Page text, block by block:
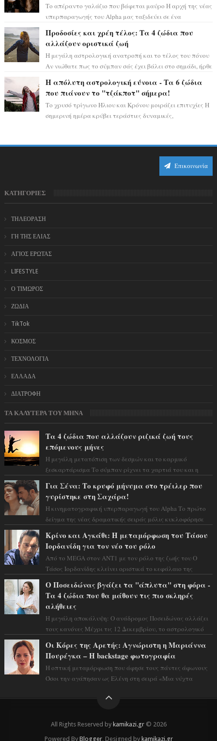
Το απέραντο γαλάζιο που βάφεται μαύρο Η αρχή της νέας
υπερπαραγωγής του Alpha μας ταξιδεύει σε ένα
Προδοσίες και χρέη τέλος: Τα 4 ζώδια που
αλλάζουν οριστικά ζωή
Η μεγάλη αστρολογική ανατροπή και το τέλος του πόνου
Αν νιώθατε πως το σύμπαν σάς έχει βάλει στο σημάδι, ήρθε
Η απόλυτη αστρολογική εύνοια - Τα 6 ζώδια
που πιάνουν το "τζάκποτ" σήμερα!
Το χρυσό τρίγωνο Ήλιου και Κρόνου μοιράζει επιτυχίες Η
σημερινή ημέρα κρύβει τεράστιες δυναμικές,
Επικοινωνία
ΚΑΤΗΓΟΡΙΕΣ
ΤΗΛΕΟΡΑΣΗ
ΓΗ ΤΗΣ ΕΛΙΑΣ
ΑΓΙΟΣ ΕΡΩΤΑΣ
LIFESTYLE
Ο ΤΙΜΩΡΟΣ
ΖΩΔΙΑ
TikTok
ΚΟΣΜΟΣ
ΤΕΧΝΟΛΟΓΙΑ
ΕΛΛΑΔΑ
ΔΙΑΤΡΟΦΗ
ΤΑ ΚΑΛΥΤΕΡΑ ΤΟΥ ΜΗΝΑ
Τα 4 ζώδια που αλλάζουν ριζικά ζωή τους
επόμενους μήνες
Η μεγάλη μετατόπιση των δεσμών και το καρμικό
ξεσκαρτάρισμα Το σύμπαν ρίχνει τα χαρτιά του και η
Για Σένα: Το κρυφό μήνυμα στο τρέιλερ που
γυρίστηκε στη Σαχάρα!
Η κινηματογραφική υπερπαραγωγή του Alpha Το πρώτο
δείγμα της νέας δραματικής σειράς μόλις κυκλοφόρησε
Κρίνο και Αγκάθι: Η μεταμόρφωση του Τάσου
Ιορδανίδη για τον νέο του ρόλο
Από το MEGA στον ΑΝΤ1 με τον ρόλο της ζωής του Ο
Τάσος Ιορδανίδης κλείνει οριστικά το κεφάλαιο της
Ο Ποσειδώνας βγάζει τα "άπλυτα" στη φόρα -
Τα 4 ζώδια που θα μάθουν τις πιο σκληρές
αλήθειες
Η μεγάλη αποκάλυψη: Ο ανάδρομος Ποσειδώνας αλλάζει
τους κανόνες Μέχρι τις 12 Δεκεμβρίου, το αστρολογικό
Οι Κόρες της Αρετής: Αγνώριστη η Μαριάννα
Πουρέγκα – H backstage φωτογραφία
Η οπτική μεταμόρφωση που άφησε τους πάντες άφωνους
Όσοι την αγάπησαν ως Ελένη στη σειρά «Μια νύχτα
All Rights Reserved by kamikazi.gr© 2026
Powered By Blogger, Designed by kamikazi.gr